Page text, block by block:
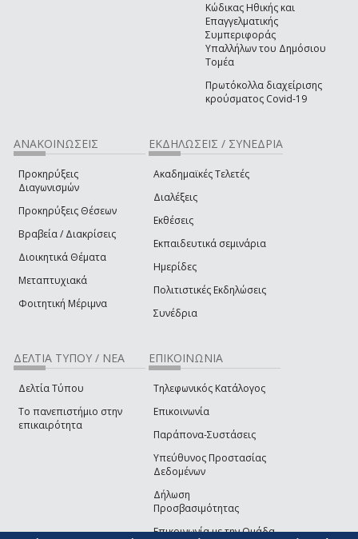
Κώδικας Ηθικής και
Επαγγελματικής
Συμπεριφοράς
Υπαλλήλων του Δημόσιου
Τομέα
Πρωτόκολλα διαχείρισης
κρούσματος Covid-19
ΑΝΑΚΟΙΝΩΣΕΙΣ
Προκηρύξεις
Διαγωνισμών
Προκηρύξεις Θέσεων
Βραβεία / Διακρίσεις
Διοικητικά Θέματα
Μεταπτυχιακά
Φοιτητική Μέριμνα
ΕΚΔΗΛΩΣΕΙΣ / ΣΥΝΕΔΡΙΑ
Ακαδημαϊκές Τελετές
Διαλέξεις
Εκθέσεις
Εκπαιδευτικά σεμινάρια
Ημερίδες
Πολιτιστικές Εκδηλώσεις
Συνέδρια
ΔΕΛΤΙΑ ΤΥΠΟΥ / ΝΕΑ
Δελτία Τύπου
Το πανεπιστήμιο στην
επικαιρότητα
ΕΠΙΚΟΙΝΩΝΙΑ
Τηλεφωνικός Κατάλογος
Επικοινωνία
Παράπονα-Συστάσεις
Υπεύθυνος Προστασίας
Δεδομένων
Δήλωση
Προσβασιμότητας
Επικοινωνία με την Ομάδα